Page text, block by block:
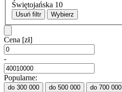
Świętojańska 10
Usuń filtr Wybierz
Cena [zł]
-
Popularne:
do 300 000 do 500 000 do 700 000